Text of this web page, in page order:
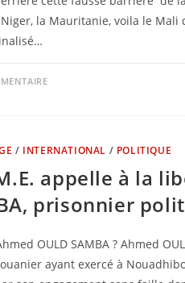
la Mauritanie, voila le
/ INTERNATIONAL / POLITIQUE
appelle à la
prisonnier
OULD SAMBA ? Ahmed
ayant exercé à